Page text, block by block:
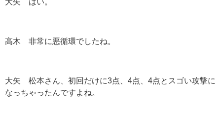
高木 非常に悪循環でしたね。
大矢 松本さん、初回だけに3点、4点、4点とスゴい攻撃に
なっちゃったんですよね。